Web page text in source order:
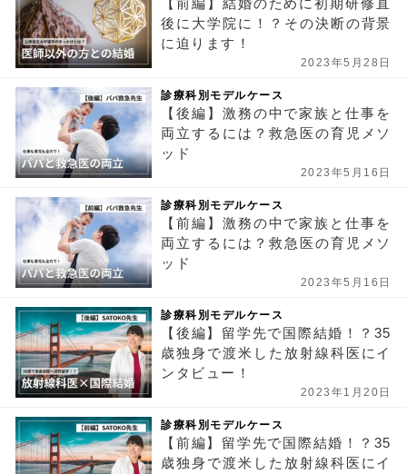
【前編】結婚のために初期研修直
後に大学院に！？その決断の背景
に迫ります！
2023年5月28日
診療科別モデルケース
【後編】激務の中で家族と仕事を
両立するには？救急医の育児メソ
ッド
2023年5月16日
診療科別モデルケース
【前編】激務の中で家族と仕事を
両立するには？救急医の育児メソ
ッド
2023年5月16日
診療科別モデルケース
【後編】留学先で国際結婚！？35
歳独身で渡米した放射線科医にイ
ンタビュー！
2023年1月20日
診療科別モデルケース
【前編】留学先で国際結婚！？35
歳独身で渡米した放射線科医にイ